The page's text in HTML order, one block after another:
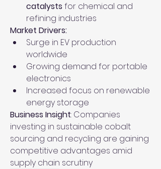
catalysts for chemical and
refining industries
Market Drivers:
Surge in EV production
worldwide
Growing demand for portable
electronics
Increased focus on renewable
energy storage
Business Insight: Companies
investing in sustainable cobalt
sourcing and recycling are gaining
competitive advantages amid
supply chain scrutiny